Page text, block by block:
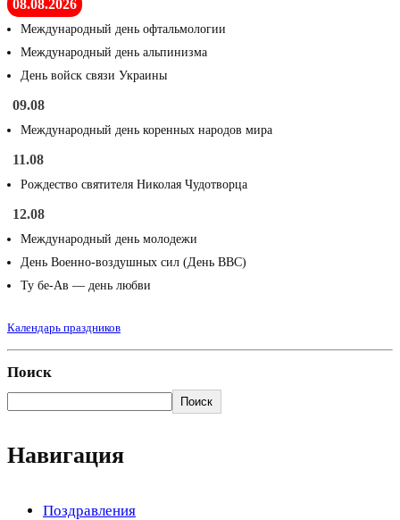
08.08.2026
Международный день офтальмологии
Международный день альпинизма
День войск связи Украины
09.08
Международный день коренных народов мира
11.08
Рождество святителя Николая Чудотворца
12.08
Международный день молодежи
День Военно-воздушных сил (День ВВС)
Ту бе-Ав — день любви
Календарь праздников
Поиск
Поиск
Навигация
Поздравления